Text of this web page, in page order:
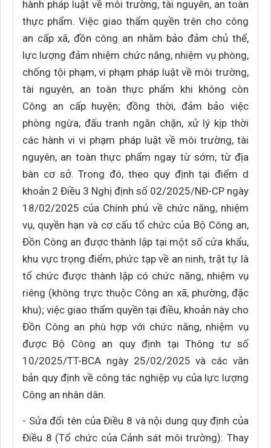
hành pháp luật về môi trường, tài nguyên, an toàn
thực phẩm. Việc giao thẩm quyền trên cho công
an cấp xã, đồn công an nhằm bảo đảm chủ thể,
lực lượng đảm nhiệm chức năng, nhiệm vụ phòng,
chống tội phạm, vi phạm pháp luật về môi trường,
tài nguyên, an toàn thực phẩm khi không còn
Công an cấp huyện; đồng thời, đảm bảo việc
phòng ngừa, đấu tranh ngăn chặn, xử lý kịp thời
các hành vi vi phạm pháp luật về môi trường, tài
nguyên, an toàn thực phẩm ngay từ sớm, từ địa
bàn cơ sở. Trong đó, theo quy định tại điểm d
khoản 2 Điều 3 Nghị định số 02/2025/NĐ-CP ngày
18/02/2025 của Chính phủ về chức năng, nhiệm
vụ, quyền hạn và cơ cấu tổ chức của Bộ Công an,
Đồn Công an được thành lập tại một số cửa khẩu,
khu vực trọng điểm, phức tạp về an ninh, trật tự là
tổ chức được thành lập có chức năng, nhiệm vụ
riêng (không trực thuộc Công an xã, phường, đặc
khu); việc giao thẩm quyền tại điều, khoản này cho
Đồn Công an phù hợp với chức năng, nhiệm vụ
được Bộ Công an quy định tại Thông tư số
10/2025/TT-BCA ngày 25/02/2025 và các văn
bản quy định về công tác nghiệp vụ của lực lượng
Công an nhân dân.
- Sửa đổi tên của Điều 8 và nội dung quy định của
Điều 8 (Tổ chức của Cảnh sát môi trường): Thay